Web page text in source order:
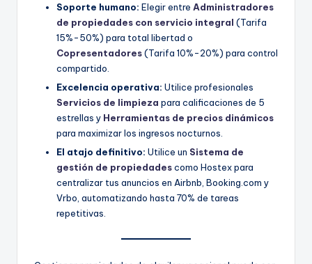
Soporte humano: Elegir entre Administradores
de propiedades con servicio integral (Tarifa
15%-50%) para total libertad o
Copresentadores(Tarifa 10%-20%) para control
compartido.
Excelencia operativa: Utilice profesionales
Servicios de limpieza para calificaciones de 5
estrellas y Herramientas de precios dinámicos
para maximizar los ingresos nocturnos.
El atajo definitivo: Utilice un Sistema de
gestión de propiedadescomo Hostex para
centralizar tus anuncios en Airbnb, Booking.com y
Vrbo, automatizando hasta 70% de tareas
repetitivas.